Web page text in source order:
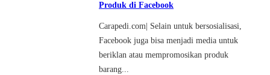
Produk di Facebook
Carapedi.com| Selain untuk bersosialisasi,
Facebook juga bisa menjadi media untuk
beriklan atau mempromosikan produk
barang...